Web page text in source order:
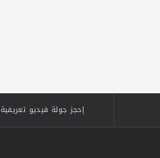
إحجز جولة فيديو تعريفية